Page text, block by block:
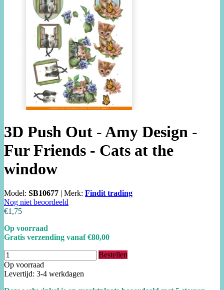
3D Push Out - Amy Design -
Fur Friends - Cats at the
window
Model: SB10677 | Merk: Findit trading
Nog niet beoordeeld
€1,75
Op voorraad
Gratis verzending vanaf €80,00
Bestellen
Op voorraad
Levertijd: 3-4 werkdagen